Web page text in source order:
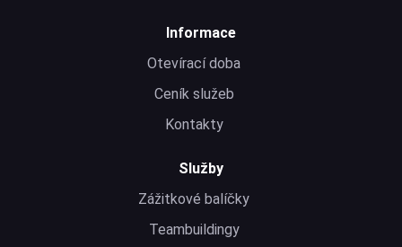
Informace
Otevírací doba
Ceník služeb
Kontakty
Služby
Zážitkové balíčky
Teambuildingy